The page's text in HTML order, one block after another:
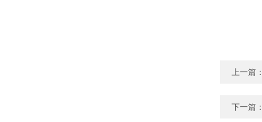
上一篇
下一篇